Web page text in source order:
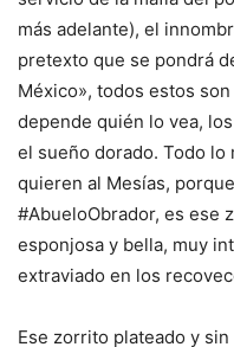
más adelante), el
pretexto que se pondrá
México», todos estos
depende quién lo vea,
el sueño dorado. Todo lo
quieren al Mesías,
#AbueloObrador, es ese
esponjosa y bella, muy
extraviado en los
Ese zorrito plateado y